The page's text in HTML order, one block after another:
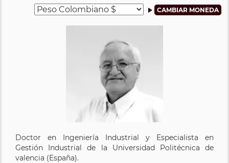
Doctor en Ingeniería Industrial y Especialista en
Gestión Industrial de la Universidad Politécnica de
valencia (España).